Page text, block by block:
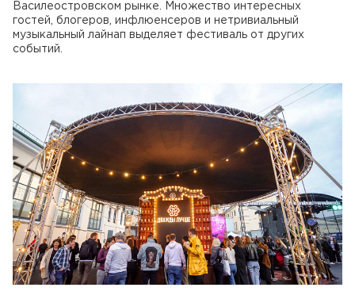
Василеостровском рынке. Множество интересных
гостей, блогеров, инфлюенсеров и нетривиальный
музыкальный лайнап выделяет фестиваль от других
событий.